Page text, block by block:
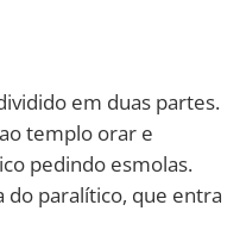
em duas partes.
templo orar e
pedindo esmolas.
do paralítico, que entra